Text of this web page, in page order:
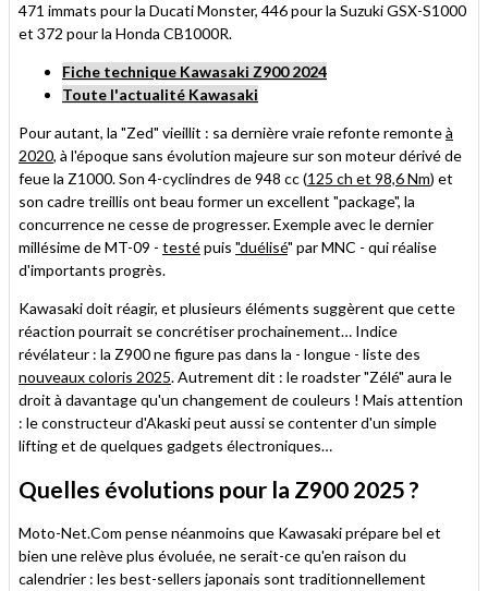
471 immats pour la Ducati Monster, 446 pour la Suzuki GSX-S1000
et 372 pour la Honda CB1000R.
Fiche technique Kawasaki Z900 2024
Toute l'actualité Kawasaki
Pour autant, la "Zed" vieillit : sa dernière vraie refonte remonteà
2020, à l'époque sans évolution majeure sur son moteur dérivé de
feue la Z1000. Son 4-cyclindres de 948 cc (125 ch et 98,6 Nm) et
son cadre treillis ont beau former un excellent "package", la
concurrence ne cesse de progresser. Exemple avec le dernier
millésime de MT-09 - testépuis "duélisé" par MNC - qui réalise
d'importants progrès.
Kawasaki doit réagir, et plusieurs éléments suggèrent que cette
réaction pourrait se concrétiser prochainement… Indice
révélateur : la Z900 ne figure pas dans la - longue - liste des
nouveaux coloris 2025. Autrement dit : le roadster "Zélé" aura le
droit à davantage qu'un changement de couleurs ! Mais attention
: le constructeur d'Akaski peut aussi se contenter d'un simple
lifting et de quelques gadgets électroniques…
Quelles évolutions pour la Z900 2025 ?
Moto-Net.Com pense néanmoins que Kawasaki prépare bel et
bien une relève plus évoluée, ne serait-ce qu'en raison du
calendrier : les best-sellers japonais sont traditionnellement